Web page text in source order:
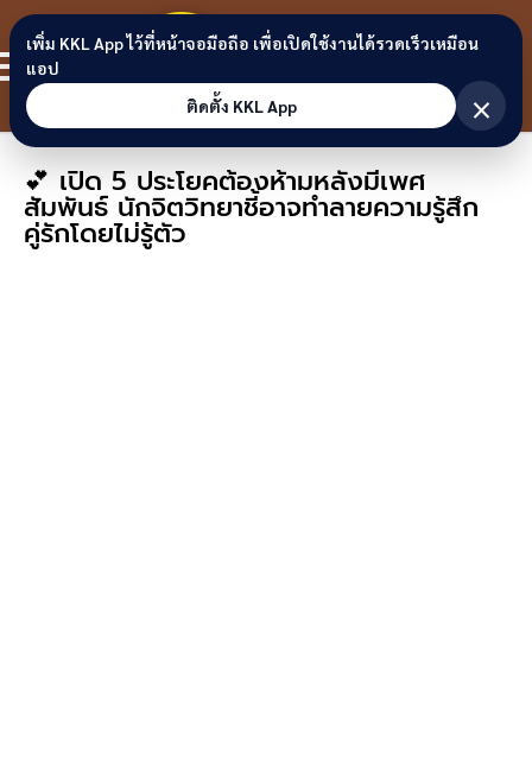
Skip to content
ขอนแก่น
ลิงก์
💕 เปิด 5 ประโยคต้องห้ามหลังมีเพศ
สัมพันธ์ นักจิตวิทยาชี้อาจทำลายความรู้สึก
คู่รักโดยไม่รู้ตัว
เพิ่ม KKL App ไว้ที่หน้าจอมือถือ เพื่อเปิดใช้งานได้รวดเร็วเหมือน
แอป
ติดตั้ง KKL App
×